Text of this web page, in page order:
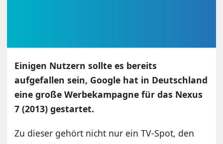
Einigen Nutzern sollte es bereits
aufgefallen sein, Google hat in Deutschland
eine große Werbekampagne für das Nexus
7 (2013) gestartet.
Zu dieser gehört nicht nur ein TV-Spot, den